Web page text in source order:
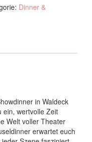
Dinner &
in Waldeck
ein, wertvolle Zeit
Welt voller Theater
erwartet euch